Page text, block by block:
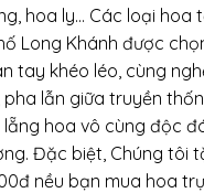
hoa ly… Các loại hoa
Long Khánh được
tay khéo léo, cùng
pha lẫn giữa truyền
lẵng hoa vô cùng độc
Đặc biệt, Chúng tôi
nều bạn mua hoa